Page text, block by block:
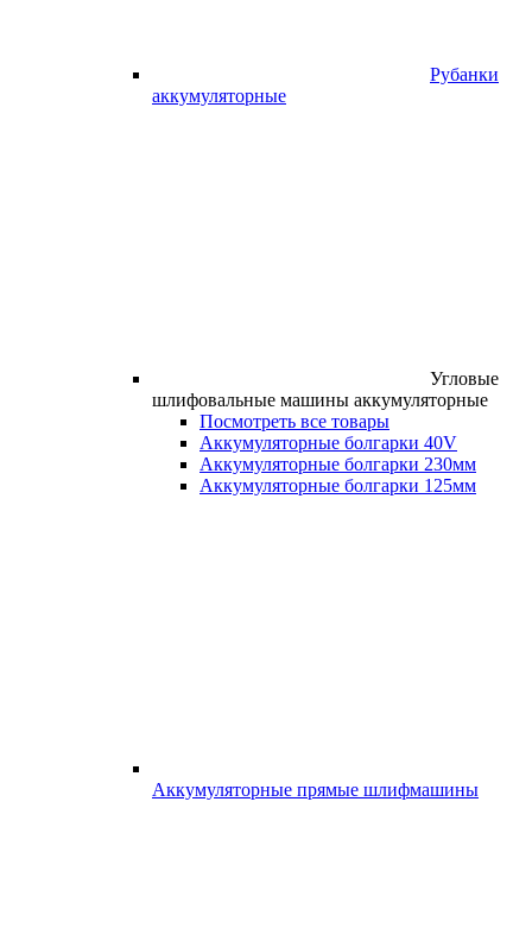
Рубанки
аккумуляторные
Угловые
шлифовальные машины аккумуляторные
Посмотреть все товары
Аккумуляторные болгарки 40V
Аккумуляторные болгарки 230мм
Аккумуляторные болгарки 125мм
Аккумуляторные прямые шлифмашины